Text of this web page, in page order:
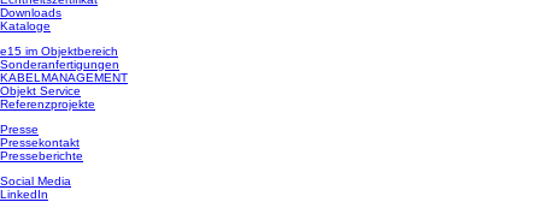
Downloads
Kataloge
e15 im Objektbereich
Sonderanfertigungen
KABELMANAGEMENT
Objekt Service
Referenzprojekte
Presse
Pressekontakt
Presseberichte
Social Media
LinkedIn